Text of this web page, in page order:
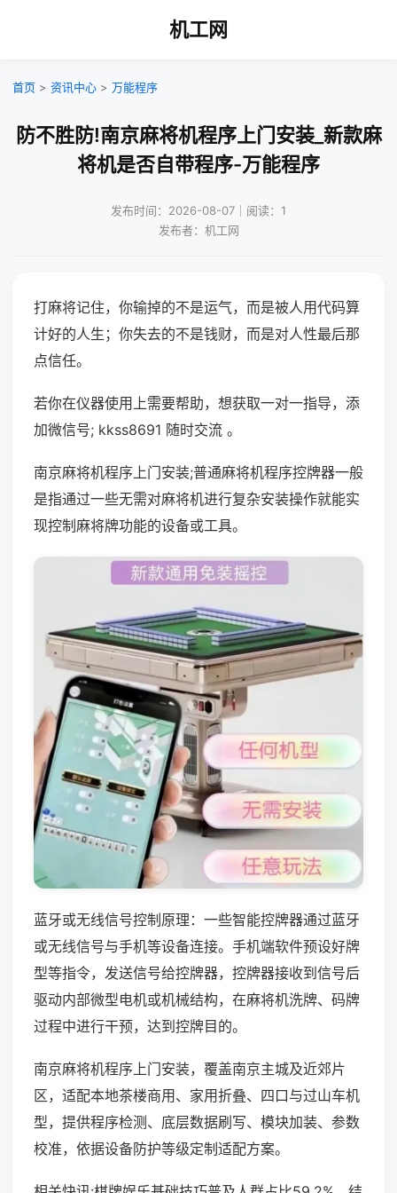
机工网
首页 > 资讯中心 > 万能程序
防不胜防!南京麻将机程序上门安装_新款麻
将机是否自带程序-万能程序
发布时间：2026-08-07｜阅读：1
发布者：机工网
打麻将记住，你输掉的不是运气，而是被人用代码算
计好的人生；你失去的不是钱财，而是对人性最后那
点信任。
若你在仪器使用上需要帮助，想获取一对一指导，添
加微信号; kkss8691 随时交流 。
南京麻将机程序上门安装;普通麻将机程序控牌器一般
是指通过一些无需对麻将机进行复杂安装操作就能实
现控制麻将牌功能的设备或工具。
蓝牙或无线信号控制原理：一些智能控牌器通过蓝牙
或无线信号与手机等设备连接。手机端软件预设好牌
型等指令，发送信号给控牌器，控牌器接收到信号后
驱动内部微型电机或机械结构，在麻将机洗牌、码牌
过程中进行干预，达到控牌目的。
南京麻将机程序上门安装，覆盖南京主城及近郊片
区，适配本地茶楼商用、家用折叠、四口与过山车机
型，提供程序检测、底层数据刷写、模块加装、参数
校准，依据设备防护等级定制适配方案。